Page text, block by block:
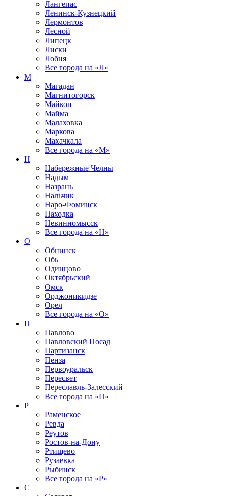
Лангепас
Ленинск-Кузнецкий
Лермонтов
Лесной
Липецк
Лиски
Лобня
Все города на «Л»
М
Магадан
Магнитогорск
Майкоп
Майма
Малаховка
Маркова
Махачкала
Все города на «М»
Н
Набережные Челны
Надым
Назрань
Нальчик
Наро-Фоминск
Находка
Невинномысск
Все города на «Н»
О
Обнинск
Обь
Одинцово
Октябрьский
Омск
Орджоникидзе
Орел
Все города на «О»
П
Павлово
Павловский Посад
Партизанск
Пенза
Первоуральск
Пересвет
Переславль-Залесский
Все города на «П»
Р
Раменское
Ревда
Реутов
Ростов-на-Дону
Ртищево
Рузаевка
Рыбинск
Все города на «Р»
С